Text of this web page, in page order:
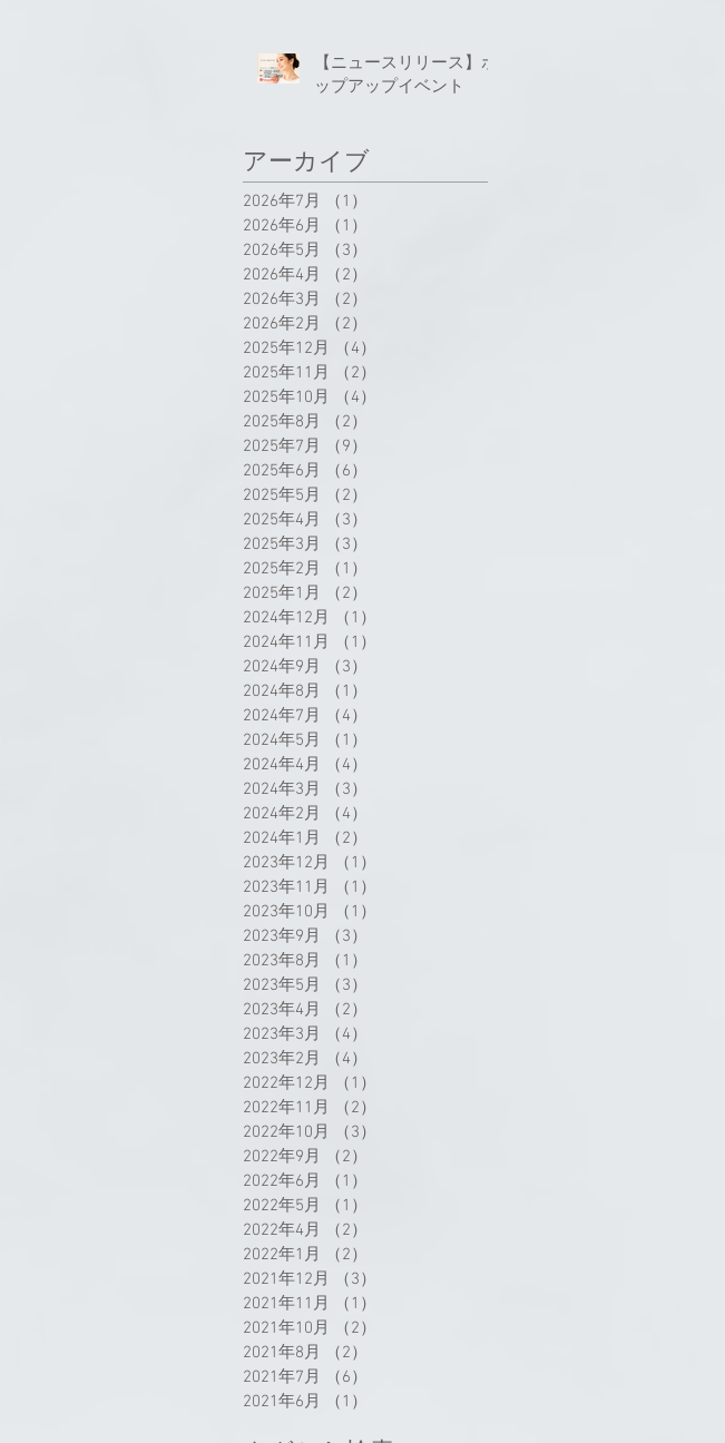
【ニュースリリース】ポ
ップアップイベント
アーカイブ
2026年7月 （1）
2026年6月
（1）
2026年5月
（3）
2026年4月
（2）
2026年3月
（2）
2026年2月
（2）
2025年12月
（4）
2025年11月
（2）
2025年10月
（4）
2025年8月
（2）
2025年7月
（9）
2025年6月
（6）
2025年5月
（2）
2025年4月
（3）
2025年3月
（3）
2025年2月
（1）
2025年1月
（2）
2024年12月
（1）
2024年11月
（1）
2024年9月
（3）
2024年8月
（1）
2024年7月
（4）
2024年5月
（1）
2024年4月
（4）
2024年3月
（3）
2024年2月
（4）
2024年1月
（2）
2023年12月
（1）
2023年11月
（1）
2023年10月
（1）
2023年9月
（3）
2023年8月
（1）
2023年5月
（3）
2023年4月
（2）
2023年3月
（4）
2023年2月
（4）
2022年12月
（1）
2022年11月
（2）
2022年10月
（3）
2022年9月
（2）
2022年6月
（1）
2022年5月
（1）
2022年4月
（2）
2022年1月
（2）
2021年12月
（3）
2021年11月
（1）
2021年10月
（2）
2021年8月
（2）
2021年7月
（6）
2021年6月
（1）